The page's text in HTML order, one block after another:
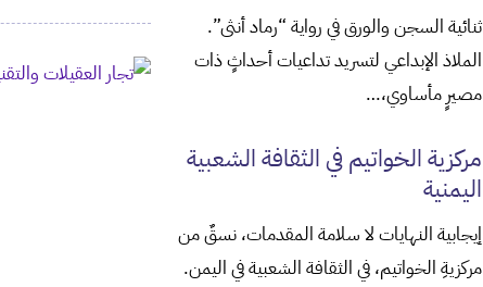
ثنائية السجن والورق في رواية “رماد أنثى”.
الملاذ الإبداعي لتسريد تداعيات أحداثٍ ذات
مصيرٍ مأساوي،…
مركزية الخواتيم في الثقافة الشعبية
اليمنية
إيجابية النهايات لا سلامة المقدمات، نسقٌ من
مركزيةِ الخواتيم، في الثقافة الشعبية في اليمن.